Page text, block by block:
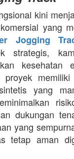
kini
yang
Jogging
strategis,
kesehatan
proyek
yang
dukungan
yang
tetap aman